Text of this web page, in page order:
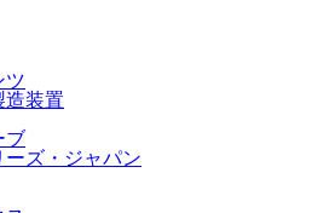
ツ
造装置
ブ
ズ・ジャパン